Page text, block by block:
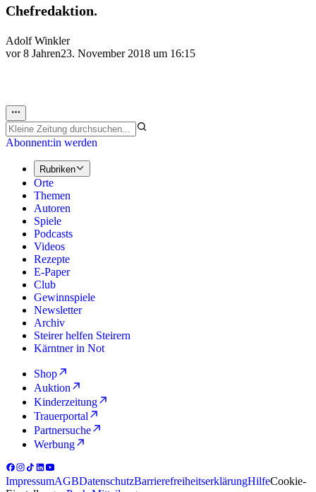
Chefredaktion.
Adolf Winkler
vor 8 Jahren23. November 2018 um 16:15
Abonnent:in werden
Rubriken
Orte
Themen
Autoren
Spiele
Podcasts
Videos
Rezepte
E-Paper
Club
Gewinnspiele
Newsletter
Archiv
Steirer helfen Steirern
Kärntner in Not
Shop
Auktion
Kinderzeitung
Trauerportal
Partnersuche
Werbung
ImpressumAGBDatenschutzBarrierefreiheitserklärungHilfeCookie-